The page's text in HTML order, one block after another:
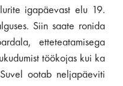
igapäevast elu 19.
Siin saate ronida
etteteatamisega
töökojas kui ka
ootab neljapäeviti